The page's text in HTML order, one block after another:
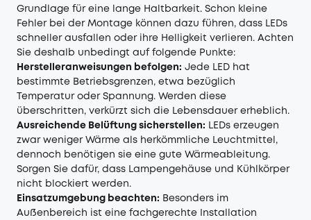
Grundlage für eine lange Haltbarkeit. Schon kleine
Fehler bei der Montage können dazu führen, dass LEDs
schneller ausfallen oder ihre Helligkeit verlieren. Achten
Sie deshalb unbedingt auf folgende Punkte:
Herstelleranweisungen befolgen: Jede LED hat
bestimmte Betriebsgrenzen, etwa bezüglich
Temperatur oder Spannung. Werden diese
überschritten, verkürzt sich die Lebensdauer erheblich.
Ausreichende Belüftung sicherstellen: LEDs erzeugen
zwar weniger Wärme als herkömmliche Leuchtmittel,
dennoch benötigen sie eine gute Wärmeableitung.
Sorgen Sie dafür, dass Lampengehäuse und Kühlkörper
nicht blockiert werden.
Einsatzumgebung beachten: Besonders im
Außenbereich ist eine fachgerechte Installation